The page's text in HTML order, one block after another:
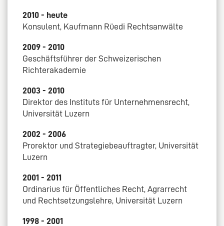
2010 - heute
Konsulent, Kaufmann Rüedi Rechtsanwälte
2009 - 2010
Geschäftsführer der Schweizerischen
Richterakademie
2003 - 2010
Direktor des Instituts für Unternehmensrecht,
Universität Luzern
2002 - 2006
Prorektor und Strategiebeauftragter, Universität
Luzern
2001 - 2011
Ordinarius für Öffentliches Recht, Agrarrecht
und Rechtsetzungslehre, Universität Luzern
1998 - 2001